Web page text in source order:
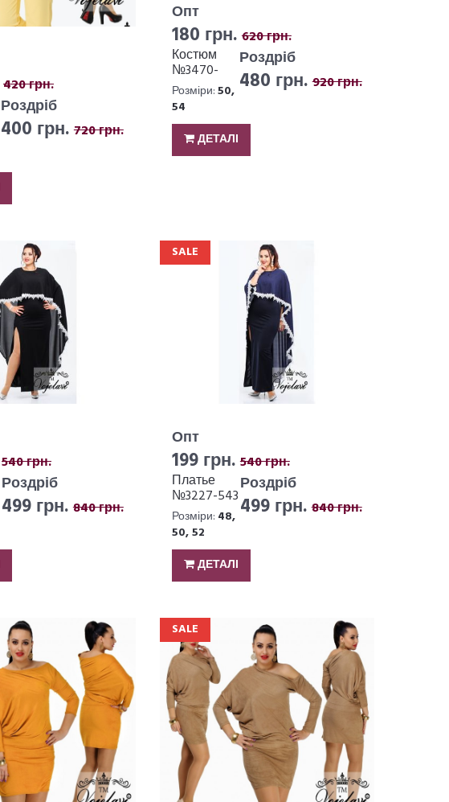
420 грн.
Роздріб
400 грн. 720 грн.
Опт
180 грн. 620 грн.
Роздріб
480 грн. 920 грн.
Костюм
№3470-
482
Розміри:50,
54
ДЕТАЛІ
540 грн.
Роздріб
499 грн. 840 грн.
SALE
Опт
199 грн. 540 грн.
Роздріб
499 грн. 840 грн.
Платье
№3227-543
Розміри: 48,
50, 52
ДЕТАЛІ
SALE